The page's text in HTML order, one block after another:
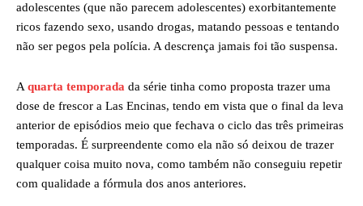
adolescentes (que não parecem adolescentes) exorbitantemente
ricos fazendo sexo, usando drogas, matando pessoas e tentando
não ser pegos pela polícia. A descrença jamais foi tão suspensa.
A quarta temporada da série tinha como proposta trazer uma
dose de frescor a Las Encinas, tendo em vista que o final da leva
anterior de episódios meio que fechava o ciclo das três primeiras
temporadas. É surpreendente como ela não só deixou de trazer
qualquer coisa muito nova, como também não conseguiu repetir
com qualidade a fórmula dos anos anteriores.